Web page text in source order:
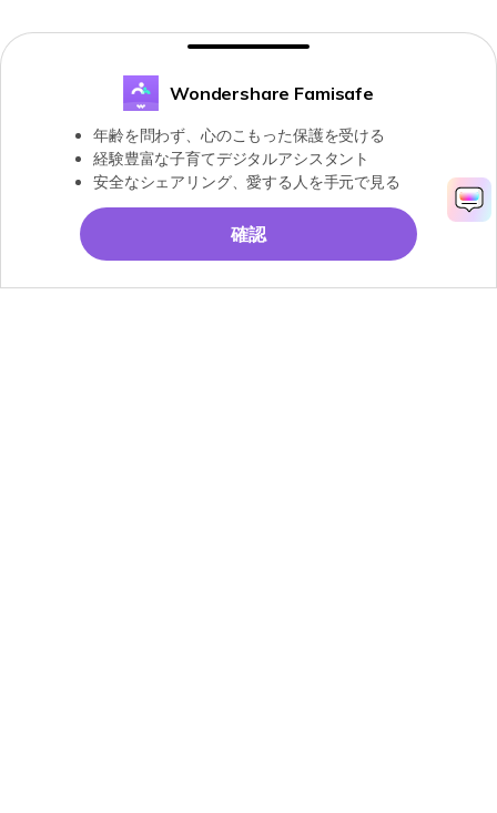
無料お試し
Wondershare Famisafe
年齢を問わず、心のこもった保護を受ける
経験豊富な子育てデジタルアシスタント
安全なシェアリング、愛する人を手元で見る
確認